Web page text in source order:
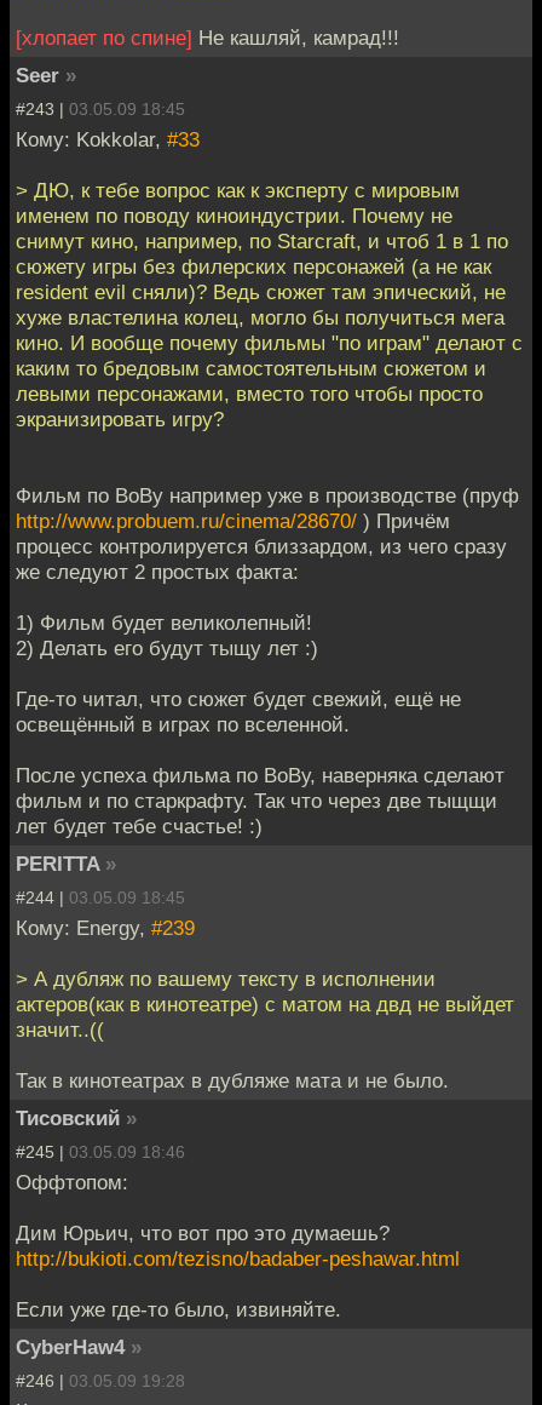
[хлопает по спине] Не кашляй, камрад!!!
Seer »
#243 | 03.05.09 18:45
Кому: Kokkolar, #33
> ДЮ, к тебе вопрос как к эксперту с мировым
именем по поводу киноиндустрии. Почему не
снимут кино, например, по Starcraft, и чтоб 1 в 1 по
сюжету игры без филерских персонажей (а не как
resident evil сняли)? Ведь сюжет там эпический, не
хуже властелина колец, могло бы получиться мега
кино. И вообще почему фильмы "по играм" делают с
каким то бредовым самостоятельным сюжетом и
левыми персонажами, вместо того чтобы просто
экранизировать игру?
Фильм по ВоВу например уже в производстве (пруф
http://www.probuem.ru/cinema/28670/ ) Причём
процесс контролируется близзардом, из чего сразу
же следуют 2 простых факта:
1) Фильм будет великолепный!
2) Делать его будут тыщу лет :)
Где-то читал, что сюжет будет свежий, ещё не
освещённый в играх по вселенной.
После успеха фильма по ВоВу, наверняка сделают
фильм и по старкрафту. Так что через две тыщщи
лет будет тебе счастье! :)
PERITTA »
#244 | 03.05.09 18:45
Кому: Energy, #239
> А дубляж по вашему тексту в исполнении
актеров(как в кинотеатре) с матом на двд не выйдет
значит..((
Так в кинотеатрах в дубляже мата и не было.
Тисовский »
#245 | 03.05.09 18:46
Оффтопом:
Дим Юрьич, что вот про это думаешь?
http://bukioti.com/tezisno/badaber-peshawar.html
Если уже где-то было, извиняйте.
CyberHaw4 »
#246 | 03.05.09 19:28